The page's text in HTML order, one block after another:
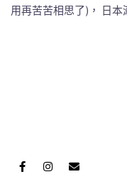
用再苦苦相思了)， 日